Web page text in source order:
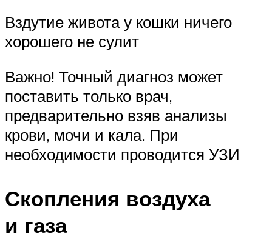
Вздутие живота у кошки ничего
хорошего не сулит
Важно! Точный диагноз может
поставить только врач,
предварительно взяв анализы
крови, мочи и кала. При
необходимости проводится УЗИ
Скопления воздуха
и газа